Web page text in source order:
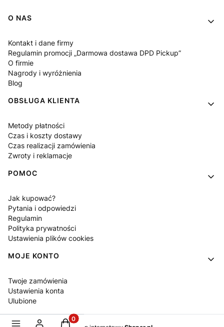
Linki w stopce
O NAS
Kontakt i dane firmy
Regulamin promocji „Darmowa dostawa DPD Pickup”
O firmie
Nagrody i wyróżnienia
Blog
OBSŁUGA KLIENTA
Metody płatności
Czas i koszty dostawy
Czas realizacji zamówienia
Zwroty i reklamacje
POMOC
Jak kupować?
Pytania i odpowiedzi
Regulamin
Polityka prywatności
Ustawienia plików cookies
MOJE KONTO
Twoje zamówienia
Ustawienia konta
Ulubione
Produkty w koszyku: 0. Zobacz szczegóły